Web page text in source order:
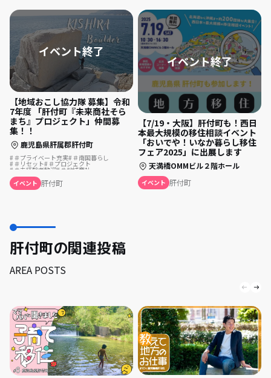
【地域おこし協力隊 募集】令和
7年度 「肝付町『未来商社そら
まち』プロジェクト」仲間募
集！！
鹿児島県肝属郡肝付町
＃プライベート充実 ＃南国暮らし
＃リセット ＃プロジェクト
＃未経験者歓迎 ＃地域商社
イベント 肝付町
【7/19・大阪】肝付町も！西日
本最大規模の移住相談イベント
「おいでや！いなか暮らし移住
フェア2025」に出展します
天満橋OMMビル２階ホール
イベント 肝付町
肝付町の関連投稿
AREA POSTS